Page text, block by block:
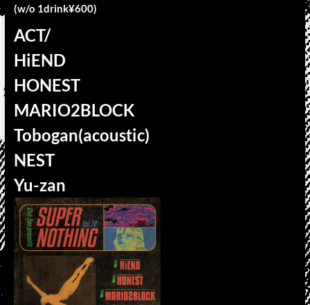
(w/o 1drink¥600)
ACT/
HiEND
HONEST
MARIO2BLOCK
Tobogan(acoustic)
NEST
Yu-zan